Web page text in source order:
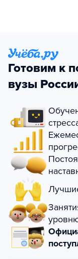
Готовим к
вузы